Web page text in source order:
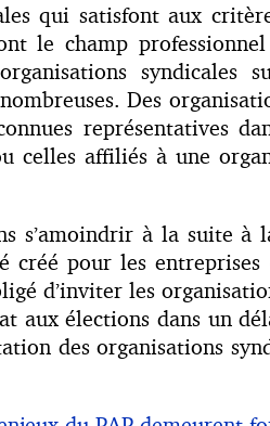
qui satisfont aux
le champ
syndicales
Des
représentatives
celles affiliés à une
s’amoindrir à la suite à
créé pour les entreprises
d’inviter les
aux élections dans un
des organisations